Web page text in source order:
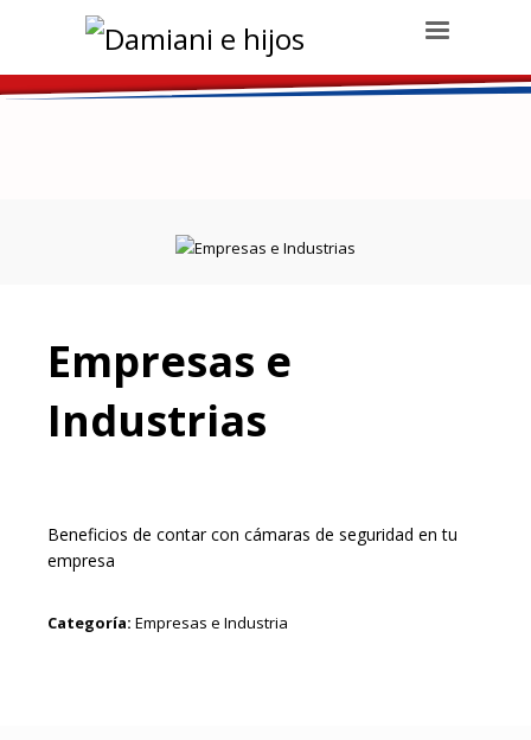
Damiani e hijos
Empresas e
Industrias
Beneficios de contar con cámaras de seguridad en tu
empresa
Categoría: Empresas e Industria